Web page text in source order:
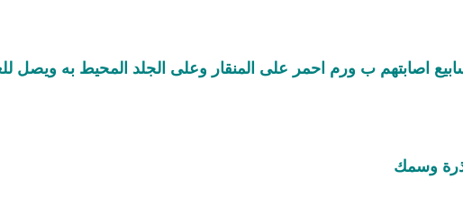
اصابتهم ب ورم احمر على المنقار وعلى الجلد المحيط به ويصل
ذرة وسمك